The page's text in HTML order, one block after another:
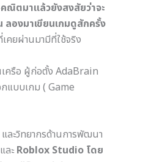
ณิตมาแล้วยังสงสัยว่าจะ
ลองมาเขียนเกมดูสักครั้ง
คยผ่านมามีที่ใช้จริง
ครือ ผู้ก่อตั้ง AdaBrain
แบบเกม ( Game
ละวิทยากรด้านการพัฒนา
ละ Roblox Studio โดย